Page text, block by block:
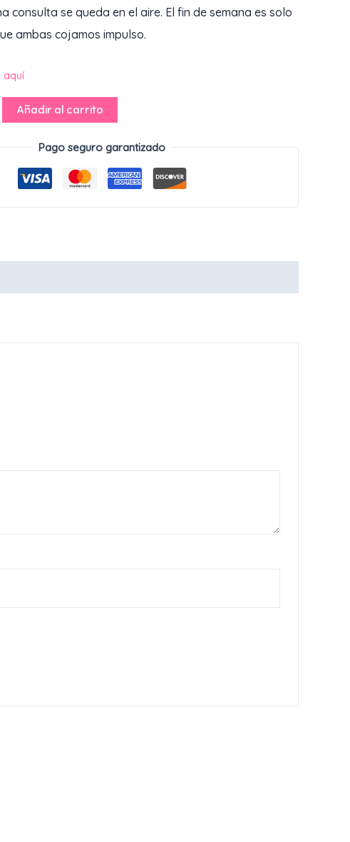
consulta se queda en el aire. El fin de semana es solo
ambas cojamos impulso.
aquí
Añadir al carrito
Pago seguro garantizado